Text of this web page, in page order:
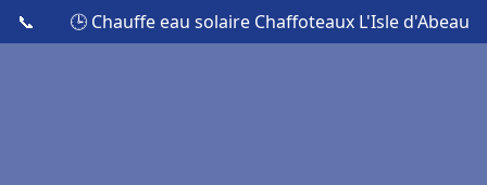
📞 🕒 Chauffe eau solaire Chaffoteaux L'Isle d'Abeau